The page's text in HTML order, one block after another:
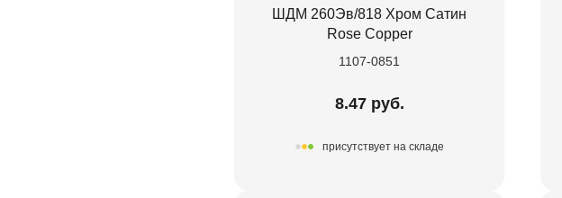
ШДМ 260Эв/818 Хром Сатин
Rose Copper
1107-0851
8.47 руб.
присутствует на складе